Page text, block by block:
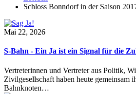
Schloss Bonndorf in der Saison
Mai 22, 2026
S-Bahn - Ein Ja ist ein Signal für die
Vertreterinnen und Vertreter aus Politik,
Zivilgesellschaft haben heute gemeinsam
Bahnknoten…